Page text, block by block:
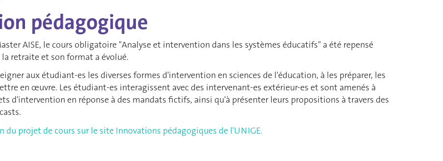
pédagogique
AISE, le cours obligatoire "Analyse et intervention dans les systèmes éducatifs" a été repensé
retraite et son format a évolué.
aux étudiant-es les diverses formes d'intervention en sciences de l'éducation, à les préparer, les
en œuvre. Les étudiant-es interagissent avec des intervenant-es extérieur-es et sont amenés à
d'intervention en réponse à des mandats fictifs, ainsi qu'à présenter leurs propositions à travers des
du projet de cours sur le site Innovations pédagogiques de l'UNIGE.